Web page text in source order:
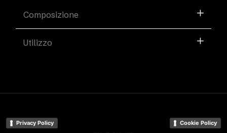
Composizione
Utilizzo
Privacy Policy Cookie Policy